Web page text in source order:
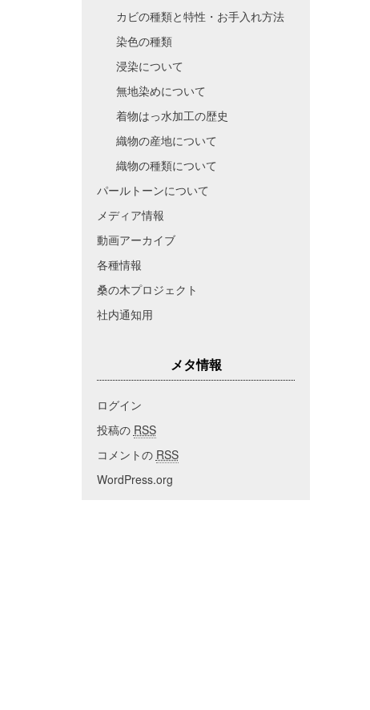
カビの種類と特性・お手入れ方法
染色の種類
浸染について
無地染めについて
着物はっ水加工の歴史
織物の産地について
織物の種類について
パールトーンについて
メディア情報
動画アーカイブ
各種情報
桑の木プロジェクト
社内通知用
メタ情報
ログイン
投稿の RSS
コメントの RSS
WordPress.org